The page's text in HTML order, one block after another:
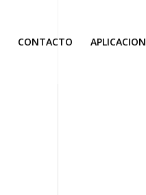
CONTACTO APLICACION